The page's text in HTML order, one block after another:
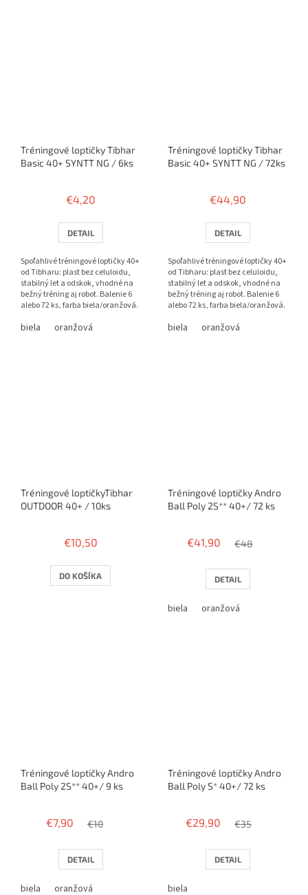
Tréningové loptičky Tibhar
Basic 40+ SYNTT NG / 6ks
€4,20
DETAIL
Spoľahlivé tréningové loptičky 40+
od Tibharu: plast bez celuloidu,
stabilný let a odskok, vhodné na
bežný tréning aj robot. Balenie 6
alebo 72 ks, farba biela/oranžová.
biela oranžová
Tréningové loptičky Tibhar
Basic 40+ SYNTT NG / 72ks
€44,90
DETAIL
Spoľahlivé tréningové loptičky 40+
od Tibharu: plast bez celuloidu,
stabilný let a odskok, vhodné na
bežný tréning aj robot. Balenie 6
alebo 72 ks, farba biela/oranžová.
biela oranžová
Tréningové loptičkyTibhar
OUTDOOR 40+ / 10ks
€10,50
DO KOŠÍKA
Tréningové loptičky Andro
Ball Poly 2S** 40+/ 72 ks
€41,90 €48
DETAIL
biela oranžová
Tréningové loptičky Andro
Ball Poly 2S** 40+/ 9 ks
€7,90 €10
DETAIL
biela oranžová
Tréningové loptičky Andro
Ball Poly S* 40+/ 72 ks
€29,90 €35
DETAIL
biela